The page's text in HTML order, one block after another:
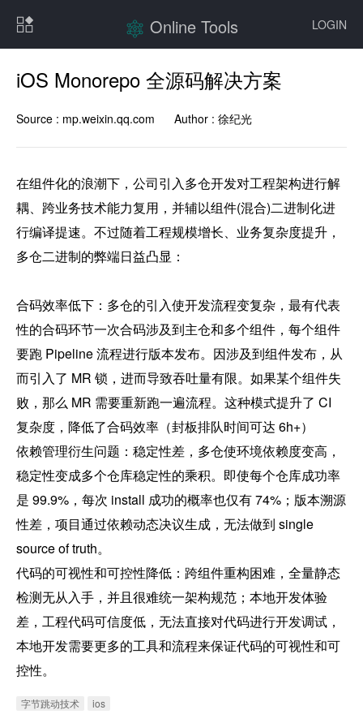
LOGIN
Online Tools
iOS Monorepo 全源码解决方案
Source : mp.weixin.qq.com Author : 徐纪光
在组件化的浪潮下，公司引入多仓开发对工程架构进行解
耦、跨业务技术能力复用，并辅以组件(混合)二进制化进
行编译提速。不过随着工程规模增长、业务复杂度提升，
多仓二进制的弊端日益凸显：
合码效率低下：多仓的引入使开发流程变复杂，最有代表
性的合码环节一次合码涉及到主仓和多个组件，每个组件
要跑 Pipeline 流程进行版本发布。因涉及到组件发布，从
而引入了 MR 锁，进而导致吞吐量有限。如果某个组件失
败，那么 MR 需要重新跑一遍流程。这种模式提升了 CI
复杂度，降低了合码效率（封板排队时间可达 6h+）
依赖管理衍生问题：稳定性差，多仓使环境依赖度变高，
稳定性变成多个仓库稳定性的乘积。即使每个仓库成功率
是 99.9%，每次 install 成功的概率也仅有 74%；版本溯源
性差，项目通过依赖动态决议生成，无法做到 single
source of truth。
代码的可视性和可控性降低：跨组件重构困难，全量静态
检测无从入手，并且很难统一架构规范；本地开发体验
差，工程代码可信度低，无法直接对代码进行开发调试，
本地开发需要更多的工具和流程来保证代码的可视性和可
控性。
字节跳动技术 ios